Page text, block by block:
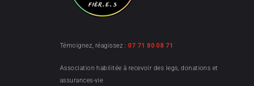
Témoignez, réagissez :07 71 80 08 71
Association habilitée à recevoir des legs, donations et
assurances-vie